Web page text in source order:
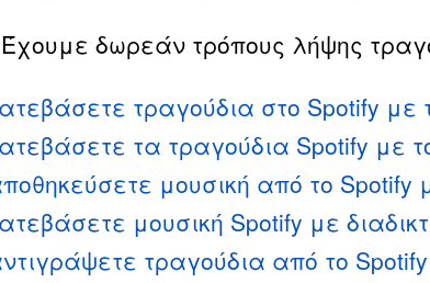
δωρεάν τρόπους λήψης
τραγούδια στο Spotify με
τα τραγούδια Spotify με
μουσική από το
μουσική Spotify με
τραγούδια από το